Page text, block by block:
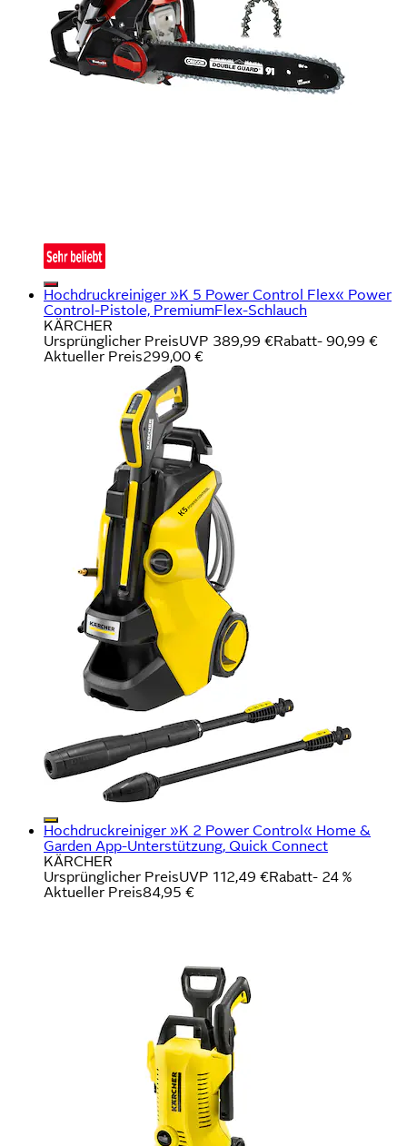
Hochdruckreiniger »K 5 Power Control Flex« Power
Control-Pistole, PremiumFlex-Schlauch
KÄRCHER
Ursprünglicher PreisUVP 389,99 €Rabatt- 90,99 €
Aktueller Preis299,00 €
Hochdruckreiniger »K 2 Power Control« Home &
Garden App-Unterstützung, Quick Connect
KÄRCHER
Ursprünglicher PreisUVP 112,49 €Rabatt- 24 %
Aktueller Preis84,95 €